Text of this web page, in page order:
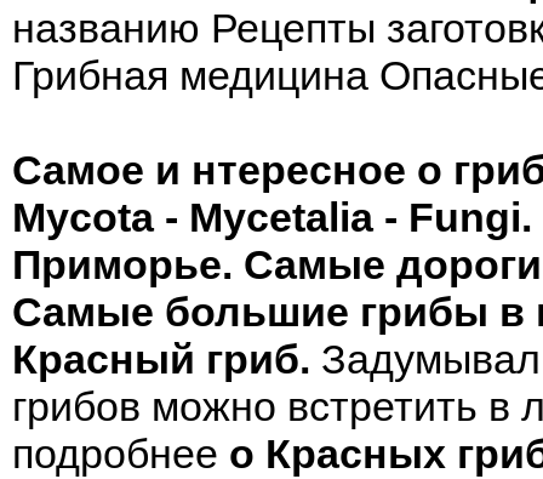
названию Рецепты
Грибная медицина
Самое и нтересное о
Mycota - Mycetalia - Fungi.
Приморье. Самые
Самые большие грибы в
Красный гриб.
грибов можно встретить
подробнее о Красных